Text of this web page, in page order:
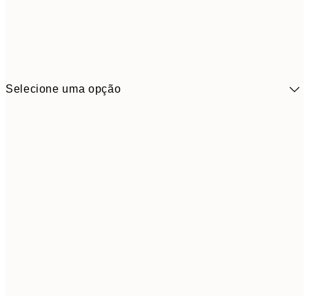
Selecione uma opção